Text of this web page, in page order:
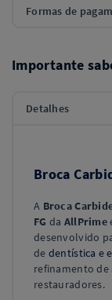
Formas de
Importante
Detalhes
Broca
A Broca
FG da AllPrime
desenvolvido
de dentística e
refinamento
restauradores.